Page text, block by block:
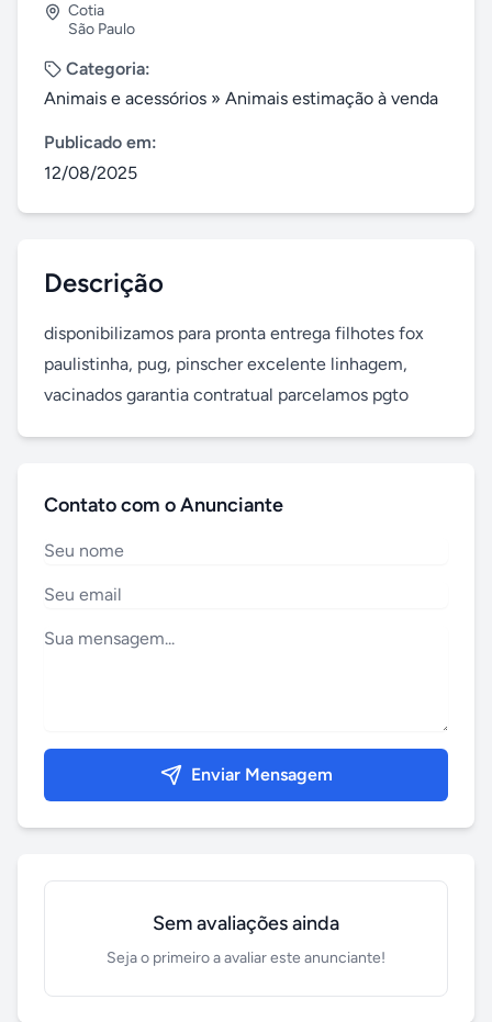
Cotia
São Paulo
Categoria:
Animais e acessórios » Animais estimação à venda
Publicado em:
12/08/2025
Descrição
disponibilizamos para pronta entrega filhotes fox
paulistinha, pug, pinscher excelente linhagem,
vacinados garantia contratual parcelamos pgto
Contato com o Anunciante
Enviar Mensagem
Sem avaliações ainda
Seja o primeiro a avaliar este anunciante!